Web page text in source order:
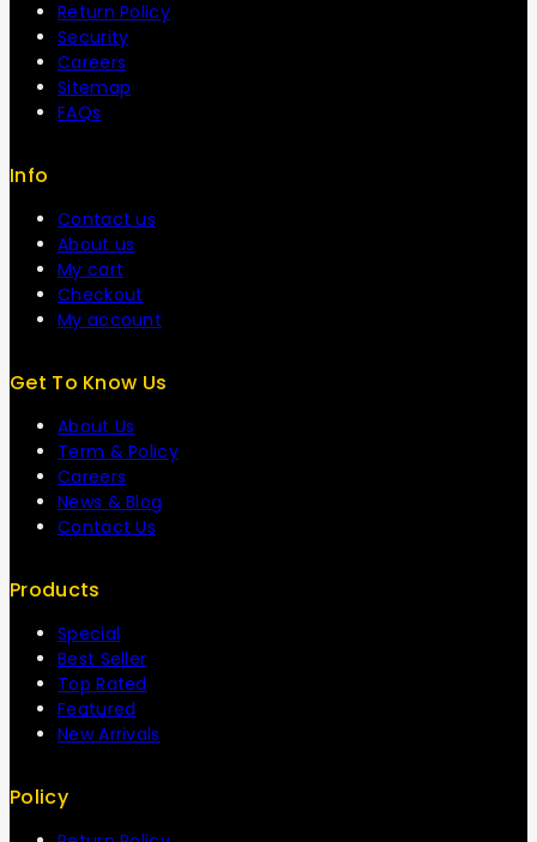
Return Policy
Security
Careers
Sitemap
FAQs
Info
Contact us
About us
My cart
Checkout
My account
Get To Know Us
About Us
Term & Policy
Careers
News & Blog
Contact Us
Products
Special
Best Seller
Top Rated
Featured
New Arrivals
Policy